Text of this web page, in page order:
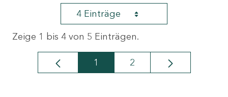
4 Einträge
Zeige 1 bis 4 von 5 Einträgen.
Seite
1 Seite
2